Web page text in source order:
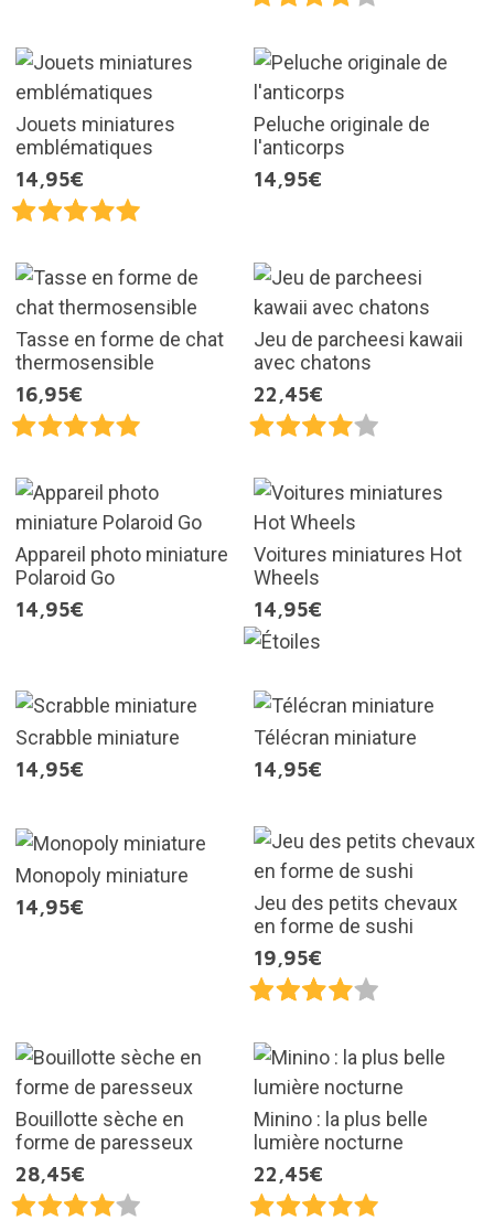
Jouets miniatures
emblématiques
14,95€
Peluche originale de
l'anticorps
14,95€
Tasse en forme de chat
thermosensible
16,95€
Jeu de parcheesi kawaii
avec chatons
22,45€
Appareil photo miniature
Polaroid Go
14,95€
Voitures miniatures Hot
Wheels
14,95€
Scrabble miniature
14,95€
Télécran miniature
14,95€
Monopoly miniature
14,95€
Jeu des petits chevaux
en forme de sushi
19,95€
Bouillotte sèche en
forme de paresseux
28,45€
Minino : la plus belle
lumière nocturne
22,45€